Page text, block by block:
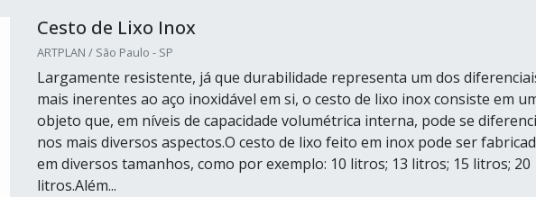
Cesto de Lixo Inox
ARTPLAN / São Paulo - SP
Largamente resistente, já que durabilidade representa um dos
mais inerentes ao aço inoxidável em si, o cesto de lixo inox consiste em
objeto que, em níveis de capacidade volumétrica interna, pode se
nos mais diversos aspectos.O cesto de lixo feito em inox pode ser
em diversos tamanhos, como por exemplo: 10 litros; 13 litros; 15 litros; 20
litros.Além...